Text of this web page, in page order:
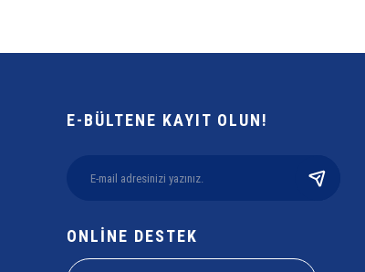
E-BÜLTENE KAYIT OLUN!
ONLİNE DESTEK